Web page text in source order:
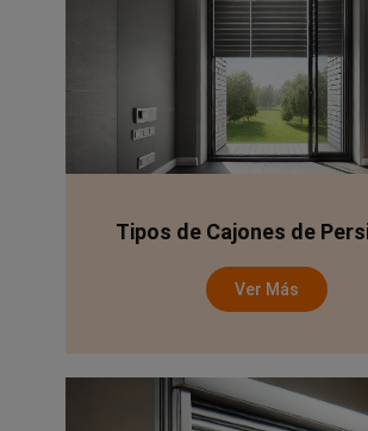
Tipos de Cajones de
Ver Más